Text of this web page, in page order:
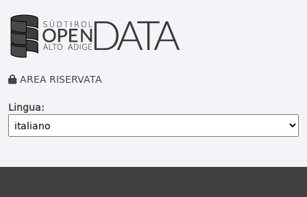
AREA RISERVATA
Lingua